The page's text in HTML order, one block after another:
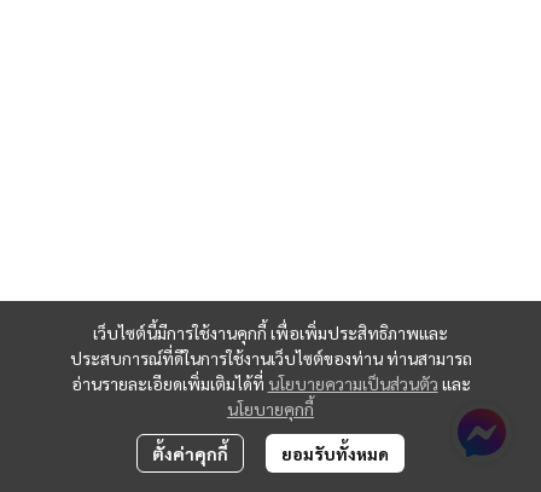
เว็บไซต์นี้มีการใช้งานคุกกี้ เพื่อเพิ่มประสิทธิภาพและ
ประสบการณ์ที่ดีในการใช้งานเว็บไซต์ของท่าน ท่านสามารถ
อ่านรายละเอียดเพิ่มเติมได้ที่ นโยบายความเป็นส่วนตัว และ
นโยบายคุกกี้
ตั้งค่าคุกกี้ ยอมรับทั้งหมด